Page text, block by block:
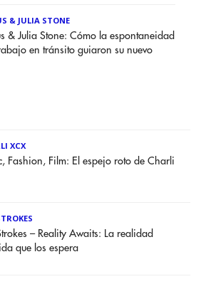
& JULIA STONE
& Julia Stone: Cómo la espontaneidad
en tránsito guiaron su nuevo
XCX
Fashion, Film: El espejo roto de Charli
– Reality Awaits: La realidad
que los espera